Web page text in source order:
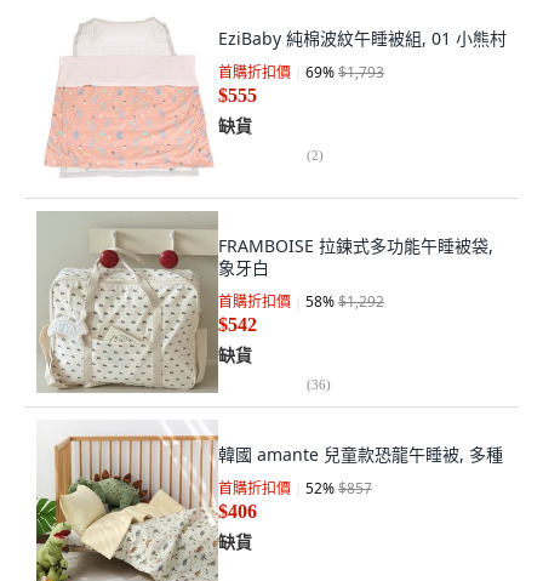
EziBaby 純棉波紋午睡被組, 01 小熊村
首購折扣價 69%$1,793
$555
缺貨
(2)
FRAMBOISE 拉鍊式多功能午睡被袋,
象牙白
首購折扣價 58%$1,292
$542
缺貨
(36)
韓國 amante 兒童款恐龍午睡被, 多種
首購折扣價 52%$857
$406
缺貨